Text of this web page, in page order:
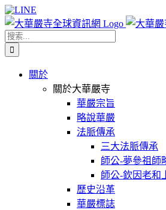
Skip
to
content
Facebook
X
WeChat
YouTube
LINE
搜
索
關於
關於大華嚴寺
華嚴宗旨
略說華嚴
法脈傳承
三大法脈傳承
師公-夢參祖師
師公-欽因老和
歷史沿革
華嚴標誌